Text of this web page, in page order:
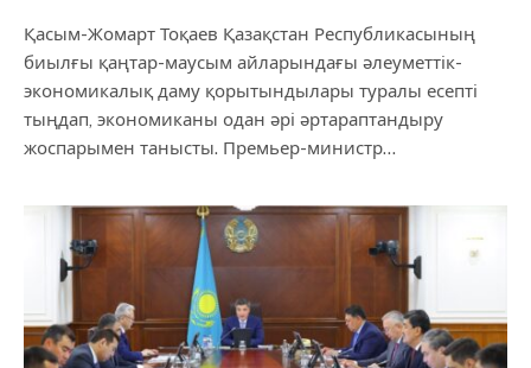
Қасым-Жомарт Тоқаев Қазақстан Республикасының
биылғы қаңтар-маусым айларындағы әлеуметтік-
экономикалық даму қорытындылары туралы есепті
тыңдап, экономиканы одан әрі әртараптандыру
жоспарымен танысты. Премьер-министр…